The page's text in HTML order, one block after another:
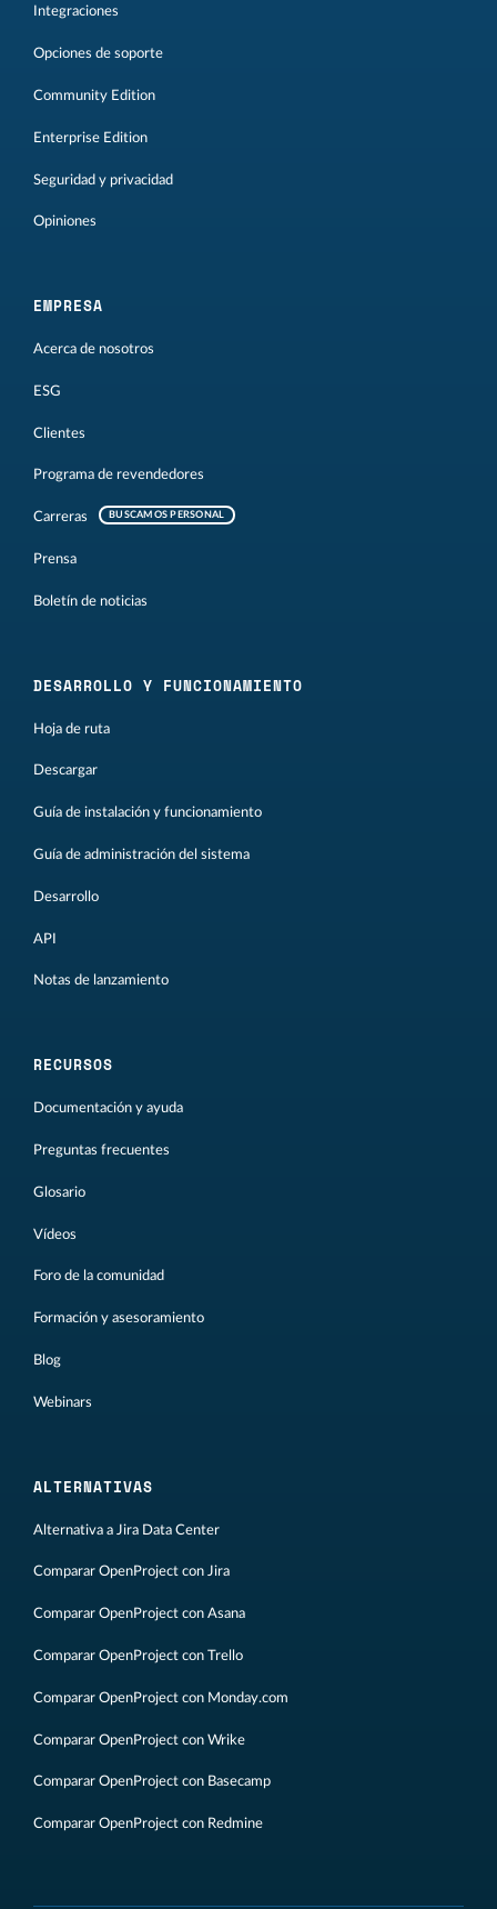
Integraciones
Opciones de soporte
Community Edition
Enterprise Edition
Seguridad y privacidad
Opiniones
EMPRESA
Acerca de nosotros
ESG
Clientes
Programa de revendedores
Carreras BUSCAMOS PERSONAL
Prensa
Boletín de noticias
DESARROLLO Y FUNCIONAMIENTO
Hoja de ruta
Descargar
Guía de instalación y funcionamiento
Guía de administración del sistema
Desarrollo
API
Notas de lanzamiento
RECURSOS
Documentación y ayuda
Preguntas frecuentes
Glosario
Vídeos
Foro de la comunidad
Formación y asesoramiento
Blog
Webinars
ALTERNATIVAS
Alternativa a Jira Data Center
Comparar OpenProject con Jira
Comparar OpenProject con Asana
Comparar OpenProject con Trello
Comparar OpenProject con Monday.com
Comparar OpenProject con Wrike
Comparar OpenProject con Basecamp
Comparar OpenProject con Redmine